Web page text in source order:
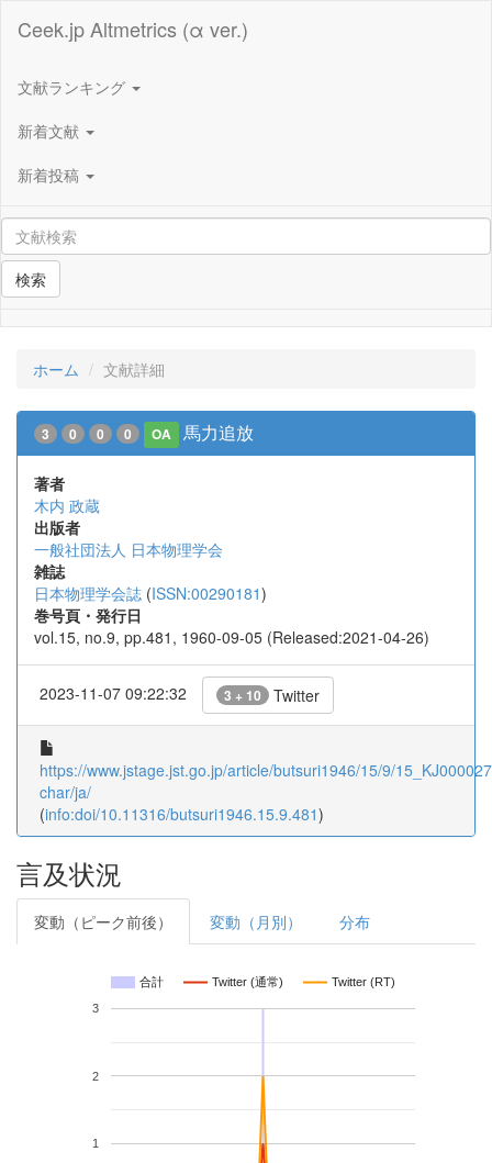
Ceek.jp Altmetrics (α ver.)
文献ランキング
新着文献
新着投稿
検索
ホーム 文献詳細
3 0 0 0 OA 馬力追放
著者
木内 政蔵
出版者
一般社団法人 日本物理学会
雑誌
日本物理学会誌 (ISSN:00290181)
巻号頁・発行日
vol.15, no.9, pp.481, 1960-09-05 (Released:2021-04-26)
2023-11-07 09:22:32 3 + 10 Twitter
https://www.jstage.jst.go.jp/article/butsuri1946/15/9/
char/ja/
(info:doi/10.11316/butsuri1946.15.9.481)
言及状況
変動（ピーク前後） 変動（月別） 分布
合計 Twitter (通常) Twitter (RT)
1
2
3